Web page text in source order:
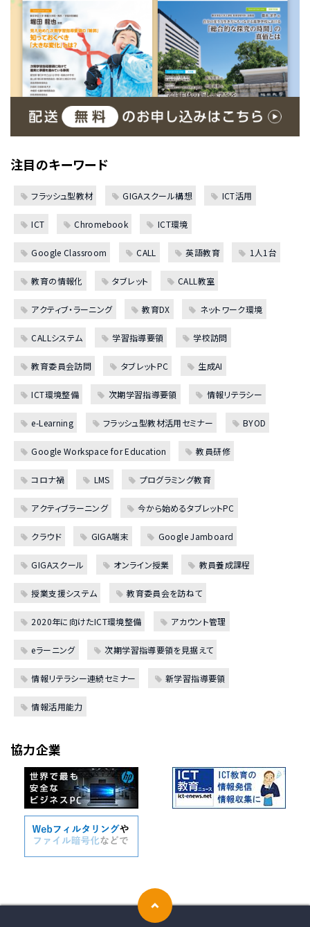
注目のキーワード
フラッシュ型教材 GIGAスクール構想 ICT活用
ICT Chromebook ICT環境
Google Classroom CALL 英語教育 1人1台
教育の情報化 タブレット CALL教室
アクティブ・ラーニング 教育DX ネットワーク環境
CALLシステム 学習指導要領 学校訪問
教育委員会訪問 タブレットPC 生成AI
ICT環境整備 次期学習指導要領 情報リテラシー
e-Learning フラッシュ型教材活用セミナー BYOD
Google Workspace for Education 教員研修
コロナ禍 LMS プログラミング教育
アクティブラーニング 今から始めるタブレットPC
クラウド GIGA端末 Google Jamboard
GIGAスクール オンライン授業 教員養成課程
授業支援システム 教育委員会を訪ねて
2020年に向けたICT環境整備 アカウント管理
eラーニング 次期学習指導要領を見据えて
情報リテラシー連続セミナー 新学習指導要領
情報活用能力
協力企業